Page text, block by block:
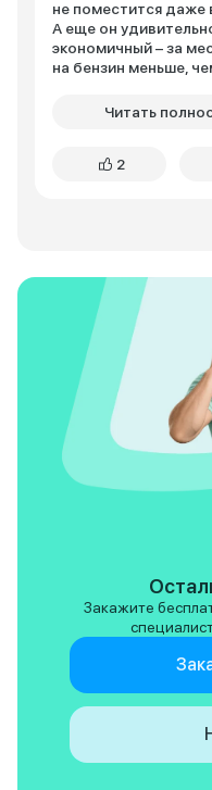
не поместится даже
А еще он
экономичный – за
на бензин меньше,
просторно: подруга,
подвеска? Да,
единой поломки.
только начинаете
Cityray подарит
Читать
2
Закажите